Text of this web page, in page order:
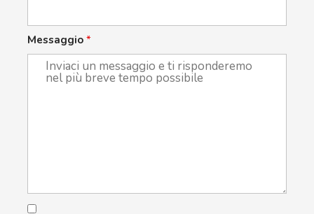
Messaggio *